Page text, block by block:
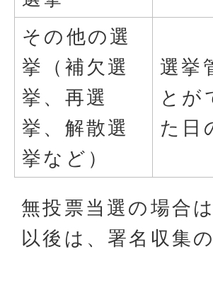
その他の選
挙（補欠選
挙、再選
挙、解散選
挙など）
選挙
とが
た日
無投票当選の場合
以後は、署名収集